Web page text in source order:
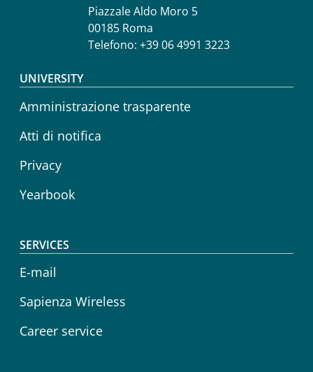
Piazzale Aldo Moro 5
00185 Roma
Telefono: +39 06 4991 3223
Footer menu
UNIVERSITY
Amministrazione trasparente
Atti di notifica
Privacy
Yearbook
SERVICES
E-mail
Sapienza Wireless
Career service